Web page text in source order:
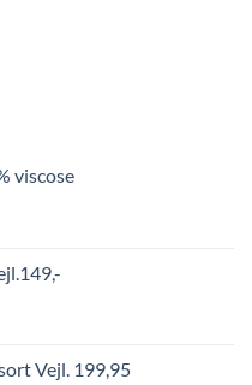
viscose
Vejl. 199,95